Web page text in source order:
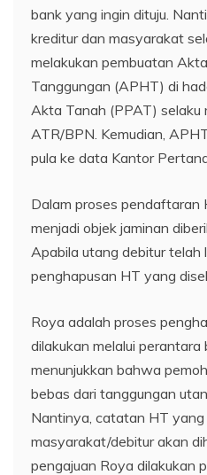
bank yang ingin dituju.
kreditur dan masyarakat
melakukan pembuatan
Tanggungan (APHT) di
Akta Tanah (PPAT) selaku
ATR/BPN. Kemudian,
pula ke data Kantor
Dalam proses
menjadi objek jaminan
Apabila utang debitur telah
penghapusan HT yang
Roya adalah proses
dilakukan melalui perantara
menunjukkan bahwa
bebas dari tanggungan
Nantinya, catatan HT
masyarakat/debitur akan
pengajuan Roya dilakukan